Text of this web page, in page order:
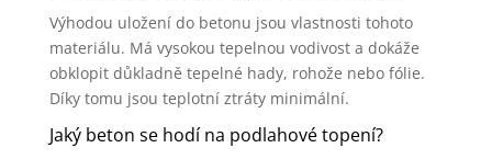
Výhodou uložení do betonu jsou vlastnosti tohoto
materiálu. Má vysokou tepelnou vodivost a dokáže
obklopit důkladně tepelné hady, rohože nebo fólie.
Díky tomu jsou teplotní ztráty minimální.
Jaký beton se hodí na podlahové topení?